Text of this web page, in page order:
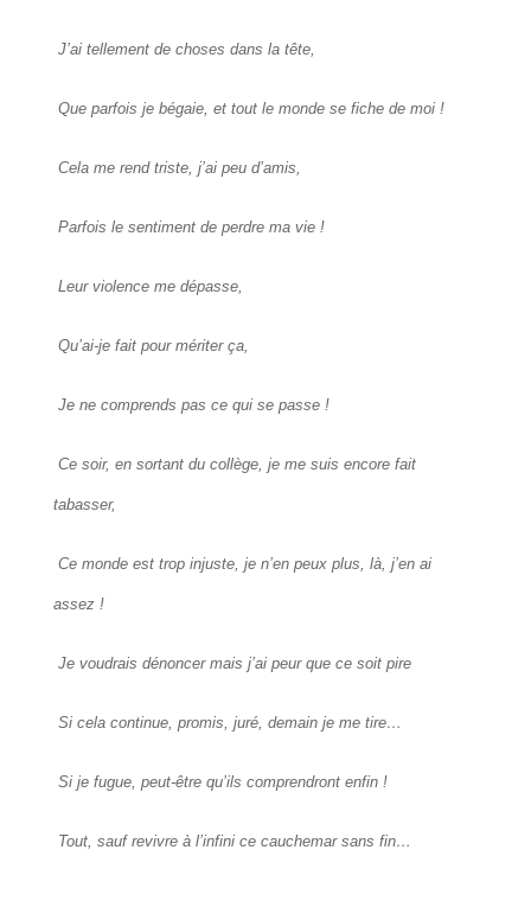
J’ai tellement de choses dans la tête,
Que parfois je bégaie, et tout le monde se fiche de moi !
Cela me rend triste, j’ai peu d’amis,
Parfois le sentiment de perdre ma vie !
Leur violence me dépasse,
Qu’ai-je fait pour mériter ça,
Je ne comprends pas ce qui se passe !
Ce soir, en sortant du collège, je me suis encore fait
tabasser,
Ce monde est trop injuste, je n’en peux plus, là, j’en ai
assez !
Je voudrais dénoncer mais j’ai peur que ce soit pire
Si cela continue, promis, juré, demain je me tire…
Si je fugue, peut-être qu’ils comprendront enfin !
Tout, sauf revivre à l’infini ce cauchemar sans fin…